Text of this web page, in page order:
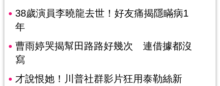
38歲演員李曉龍去世！好友痛揭隱瞞病1
年
曹雨婷哭揭幫田路路好幾次 連借據都沒
寫
才說恨她！川普社群影片狂用泰勒絲新